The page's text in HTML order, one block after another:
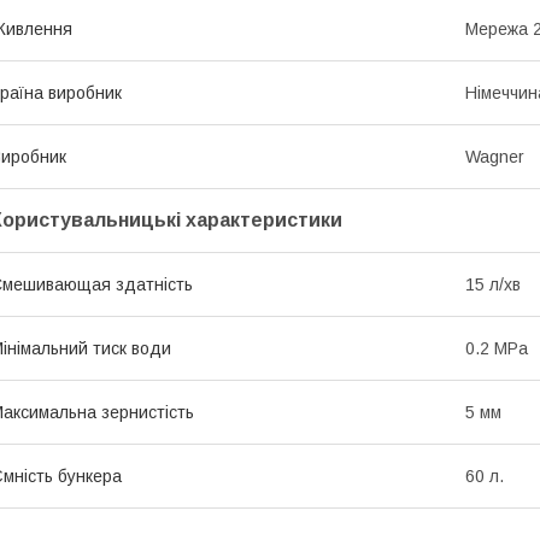
Мережа
виробник
Wagner
характеристики
здатність 15 л/хв
тиск води 0.2 MPa
зернистість 5 мм
бункера 60 л.